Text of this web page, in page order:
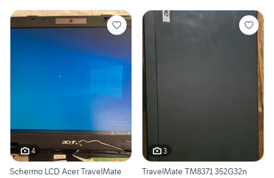
4
Schermo LCD Acer TravelMate
3
TravelMate TM8371 352G32n